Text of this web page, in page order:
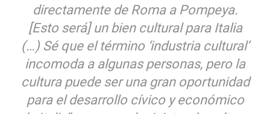
directamente de Roma a Pompeya.
[Esto será] un bien cultural para Italia
(…) Sé que el término ‘industria cultural’
incomoda a algunas personas, pero la
cultura puede ser una gran oportunidad
para el desarrollo cívico y económico